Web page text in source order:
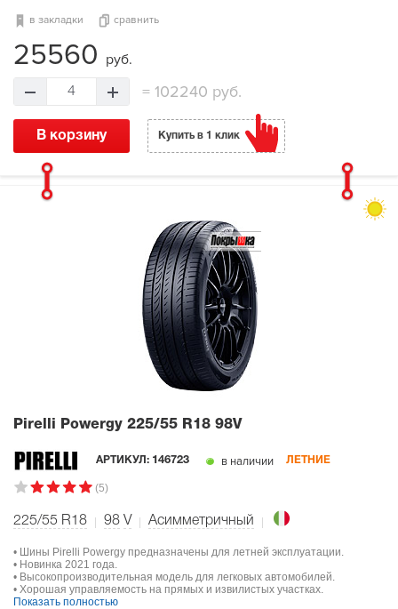
в закладки сравнить
25560 руб.
4 =102240 руб.
В корзину Купить в 1 клик
Pirelli Powergy 225/55 R18 98V
АРТИКУЛ: 146723 в наличии ЛЕТНИЕ
(5)
225/55 R18 98 V Асимметричный
• Шины Pirelli Powergy предназначены для летней эксплуатации.
• Новинка 2021 года.
• Высокопроизводительная модель для легковых автомобилей.
• Хорошая управляемость на прямых и извилистых участках.
Показать полностью